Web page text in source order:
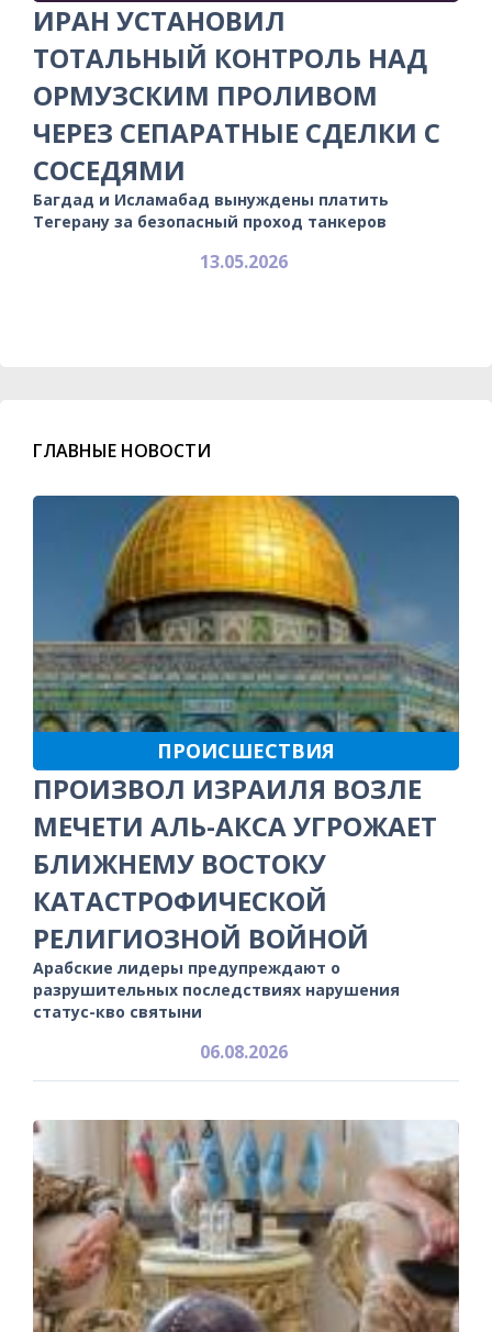
ИРАН УСТАНОВИЛ
ТОТАЛЬНЫЙ КОНТРОЛЬ НАД
ОРМУЗСКИМ ПРОЛИВОМ
ЧЕРЕЗ СЕПАРАТНЫЕ СДЕЛКИ С
СОСЕДЯМИ
Багдад и Исламабад вынуждены платить
Тегерану за безопасный проход танкеров
13.05.2026
ГЛАВНЫЕ НОВОСТИ
ПРОИСШЕСТВИЯ
ПРОИЗВОЛ ИЗРАИЛЯ ВОЗЛЕ
МЕЧЕТИ АЛЬ-АКСА УГРОЖАЕТ
БЛИЖНЕМУ ВОСТОКУ
КАТАСТРОФИЧЕСКОЙ
РЕЛИГИОЗНОЙ ВОЙНОЙ
Арабские лидеры предупреждают о
разрушительных последствиях нарушения
статус-кво святыни
06.08.2026